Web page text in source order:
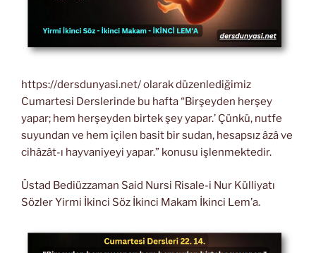
https://dersdunyasi.net/ olarak düzenlediğimiz
Cumartesi Derslerinde bu hafta “Birşeyden herşey
yapar; hem herşeyden birtek şey yapar.’ Çünkü, nutfe
suyundan ve hem içilen basit bir sudan, hesapsız âzâ ve
cihâzât-ı hayvaniyeyi yapar.” konusu işlenmektedir.
Üstad Bediüzzaman Said Nursi Risale-i Nur Külliyatı
Sözler Yirmi İkinci Söz İkinci Makam İkinci Lem’a.